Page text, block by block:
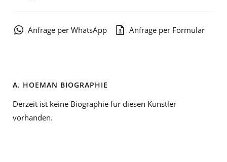
Anfrage per WhatsApp Anfrage per Formular
A. HOEMAN BIOGRAPHIE
Derzeit ist keine Biographie für diesen Künstler
vorhanden.